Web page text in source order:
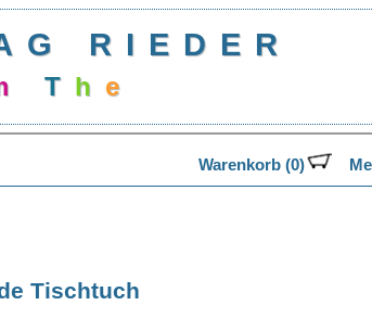
RIEDER
T h e
Warenkorb (0)
Tischtuch